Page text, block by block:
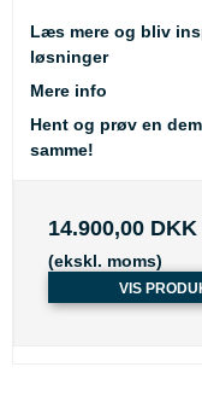
Læs mere og bliv
løsninger
Mere info
Hent og prøv en
samme!
14.900,00 DKK
(ekskl. moms)
VIS